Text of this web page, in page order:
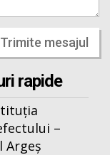
Trimite mesajul
rapide
–
Argeș